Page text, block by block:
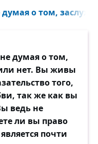
о том,
думая о том,
нет. Вы живы
того,
так же как вы
ведь не
ли вы право
почти